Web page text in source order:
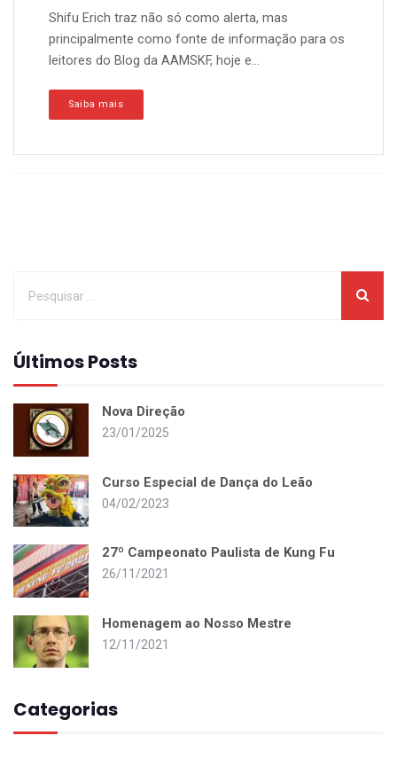
Shifu Erich traz não só como alerta, mas
principalmente como fonte de informação para os
leitores do Blog da AAMSKF, hoje e...
Saiba mais
Últimos Posts
Nova Direção
23/01/2025
Curso Especial de Dança do Leão
04/02/2023
27º Campeonato Paulista de Kung Fu
26/11/2021
Homenagem ao Nosso Mestre
12/11/2021
Categorias